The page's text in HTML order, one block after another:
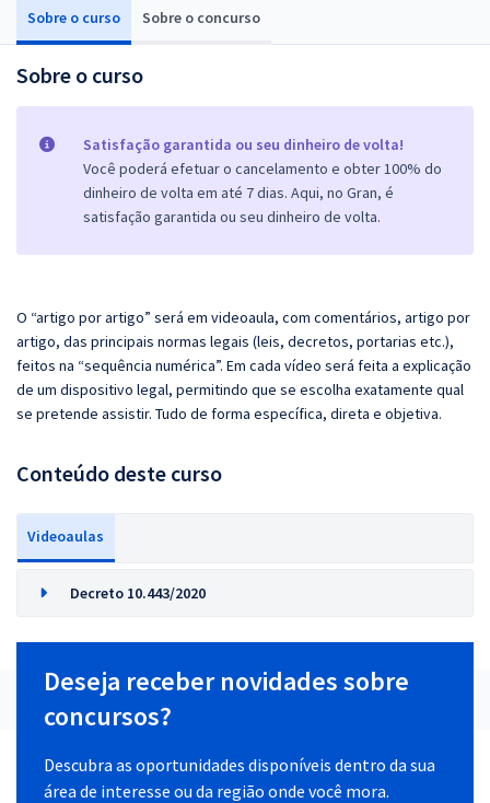
Sobre o curso Sobre o concurso
Sobre o curso
Satisfação garantida ou seu dinheiro de volta!
Você poderá efetuar o cancelamento e obter 100% do
dinheiro de volta em até 7 dias. Aqui, no Gran, é
satisfação garantida ou seu dinheiro de volta.
O “artigo por artigo” será em videoaula, com comentários, artigo por
artigo, das principais normas legais (leis, decretos, portarias etc.),
feitos na “sequência numérica”. Em cada vídeo será feita a explicação
de um dispositivo legal, permitindo que se escolha exatamente qual
se pretende assistir. Tudo de forma específica, direta e objetiva.
Conteúdo deste curso
Videoaulas
Decreto 10.443/2020
Deseja receber novidades sobre
concursos?
Descubra as oportunidades disponíveis dentro da sua
área de interesse ou da região onde você mora.